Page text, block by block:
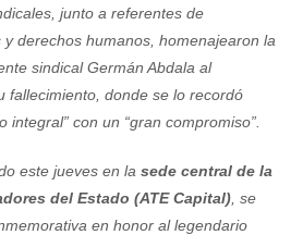
junto a referentes de
derechos humanos, homenajearon la
sindical Germán Abdala al
fallecimiento, donde se lo recordó
integral” con un “gran compromiso”.
este jueves en la sede central de la
del Estado (ATE Capital) , se
en honor al legendario